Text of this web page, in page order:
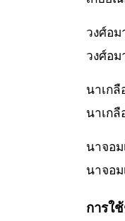
วงศ์อม
วงศ์อ
นาเกลื
นาเก
นาจอ
นาจอ
การใ